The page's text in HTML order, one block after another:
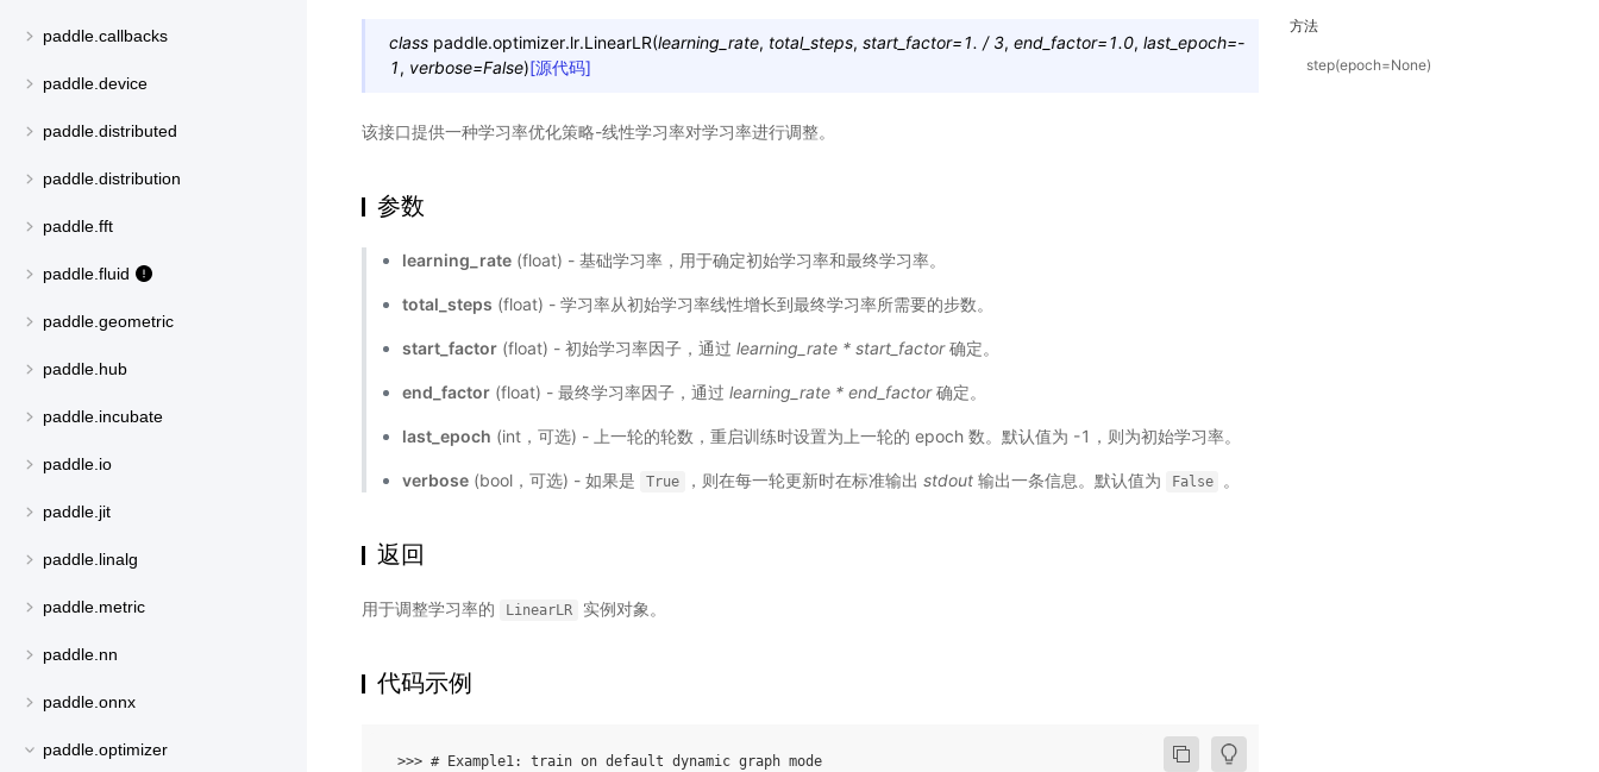
paddle.callbacks
paddle.device
paddle.distributed
paddle.distribution
paddle.fft
paddle.fluid
paddle.geometric
paddle.hub
paddle.incubate
paddle.io
paddle.jit
paddle.linalg
paddle.metric
paddle.nn
paddle.onnx
paddle.optimizer
方法
step(epoch=None)
class paddle.optimizer.lr.LinearLR(learning_rate, total_steps, start_factor=1. / 3, end_factor=1.0, last_epoch=-
1, verbose=False)[源代码]
该接口提供一种学习率优化策略-线性学习率对学习率进行调整。
参数
learning_rate (float) - 基础学习率，用于确定初始学习率和最终学习率。
total_steps (float) - 学习率从初始学习率线性增长到最终学习率所需要的步数。
start_factor (float) - 初始学习率因子，通过learning_rate * start_factor确定。
end_factor (float) - 最终学习率因子，通过learning_rate * end_factor确定。
last_epoch (int，可选) - 上一轮的轮数，重启训练时设置为上一轮的 epoch 数。默认值为 -1，则为初始学习率。
verbose (bool，可选) - 如果是 True ，则在每一轮更新时在标准输出 stdout输出一条信息。默认值为 False 。
返回
用于调整学习率的 LinearLR 实例对象。
代码示例
>>> # Example1: train on default dynamic graph mode